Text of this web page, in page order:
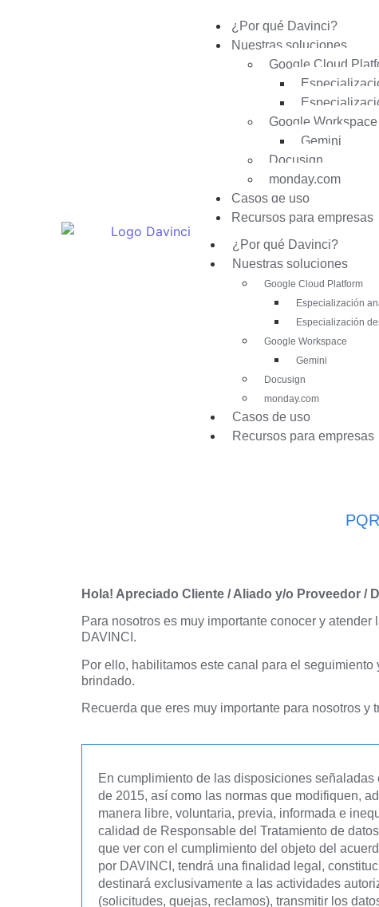
¿Por qué Davinci?
Nuestras soluciones
Google Cloud
Google Workspace
Gemini
Docusign
monday.com
Casos de uso
Recursos para empresas
¿Por qué Davinci?
Nuestras soluciones
Google Cloud Platform
Especialización
Especialización
Google Workspace
Gemini
Docusign
monday.com
Casos de uso
Recursos para empresas
Hola! Apreciado Cliente / Aliado y/o Proveedor /
Para nosotros es muy importante conocer y
DAVINCI.
Por ello, habilitamos este canal para el
brindado.
Recuerda que eres muy importante para nosotros
En cumplimiento de las disposiciones
de 2015, así como las normas que modifiquen,
manera libre, voluntaria, previa, informada e
calidad de Responsable del Tratamiento de
que ver con el cumplimiento del objeto del
por DAVINCI, tendrá una finalidad legal,
destinará exclusivamente a las actividades
(solicitudes, quejas, reclamos), transmitir los